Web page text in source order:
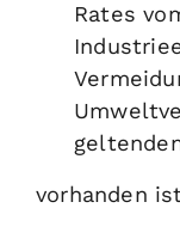
Rates
vorhanden